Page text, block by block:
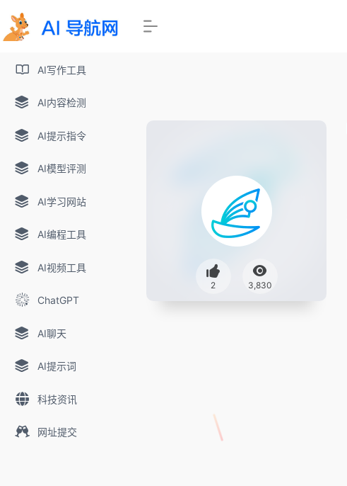
AI写作工具
AI内容检测
AI提示指令
AI模型评测
AI学习网站
AI编程工具
AI视频工具
ChatGPT
AI聊天
AI提示词
科技资讯
网址提交
2 3,830